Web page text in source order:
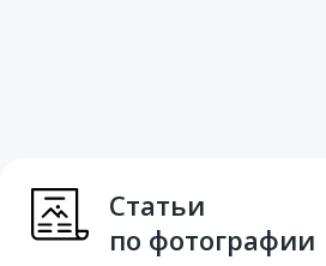
Статьи
по фотографии